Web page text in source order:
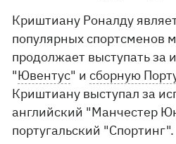
Криштиану Роналду
популярных спортсменов
продолжает выступать за
"Ювентус" исборную
Криштиану выступал за
английский "Манчестер
португальский "Спортинг".